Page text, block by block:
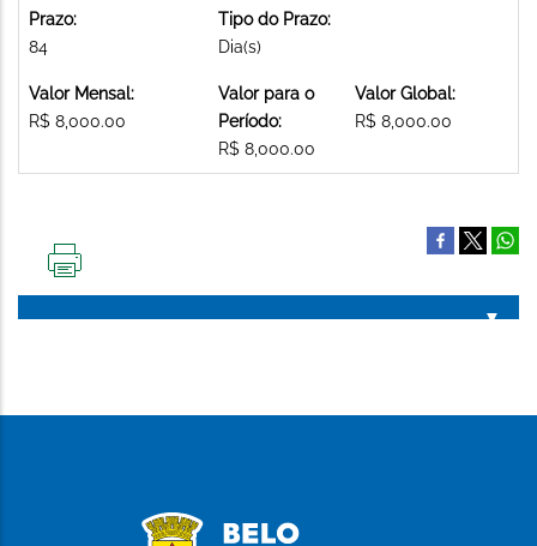
Prazo:
84
Tipo do Prazo:
Dia(s)
Valor Mensal:
R$ 8,000.00
Valor para o
Período:
R$ 8,000.00
Valor Global:
R$ 8,000.00
PÁGINA